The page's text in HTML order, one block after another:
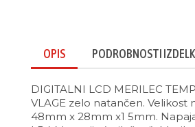
OPIS PODROBNOSTI
DIGITALNI LCD MERILEC
VLAGE zelo natančen. Velikost
48mm x 28mm x1 5mm.